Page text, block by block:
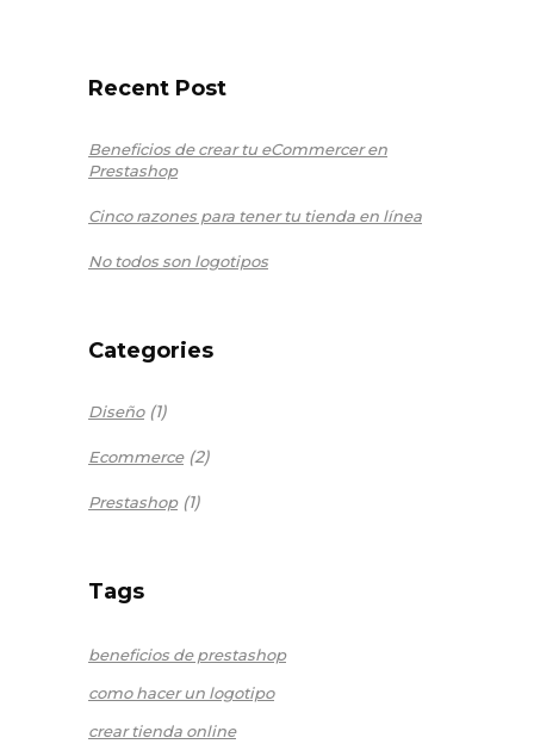
Recent Post
Beneficios de crear tu eCommercer en
Prestashop
Cinco razones para tener tu tienda en línea
No todos son logotipos
Categories
Diseño(1)
Ecommerce(2)
Prestashop(1)
Tags
beneficios de prestashop
como hacer un logotipo
crear tienda online